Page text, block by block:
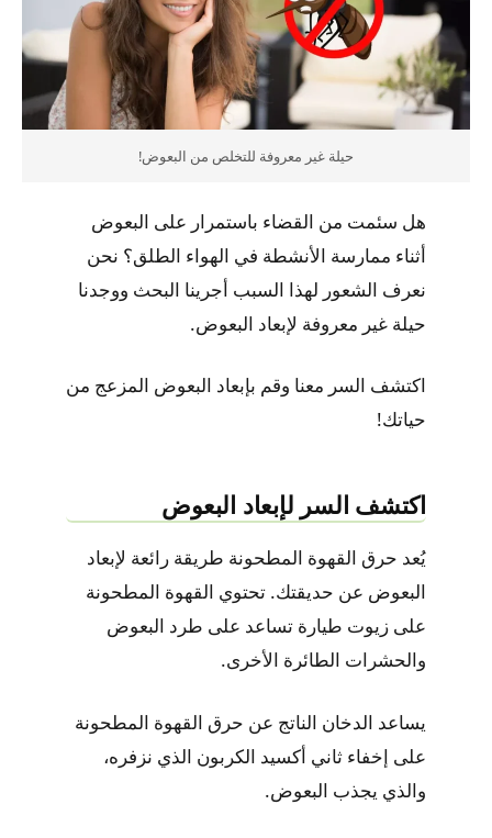
حيلة غير معروفة للتخلص من البعوض!
هل سئمت من القضاء باستمرار على البعوض
أثناء ممارسة الأنشطة في الهواء الطلق؟ نحن
نعرف الشعور لهذا السبب أجرينا البحث ووجدنا
حيلة غير معروفة لإبعاد البعوض.
اكتشف السر معنا وقم بإبعاد البعوض المزعج من
حياتك!
اكتشف السر لإبعاد البعوض
يُعد حرق القهوة المطحونة طريقة رائعة لإبعاد
البعوض عن حديقتك. تحتوي القهوة المطحونة
على زيوت طيارة تساعد على طرد البعوض
والحشرات الطائرة الأخرى.
يساعد الدخان الناتج عن حرق القهوة المطحونة
على إخفاء ثاني أكسيد الكربون الذي نزفره،
والذي يجذب البعوض.